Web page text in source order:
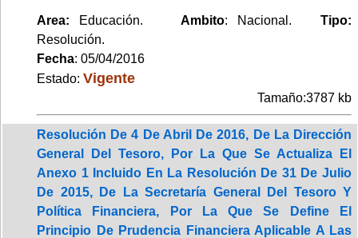
Area: Educación.Ambito: Nacional.Tipo:
Resolución.
Fecha: 05/04/2016
Estado: Vigente
Tamaño:3787 kb
Resolución De 4 De Abril De 2016, De La Dirección
General Del Tesoro, Por La Que Se Actualiza El
Anexo 1 Incluido En La Resolución De 31 De Julio
De 2015, De La Secretaría General Del Tesoro Y
Política Financiera, Por La Que Se Define El
Principio De Prudencia Financiera Aplicable A Las